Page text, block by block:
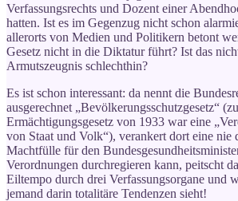
Verfassungsrechts und Dozent einer
hatten. Ist es im Gegenzug nicht schon
allerorts von Medien und Politikern betont
Gesetz nicht in die Diktatur führt? Ist das
Armutszeugnis schlechthin?
Es ist schon interessant: da nennt die
ausgerechnet „Bevölkerungsschutzgesetz“
Ermächtigungsgesetz von 1933 war eine
von Staat und Volk“), verankert dort eine nie
Machtfülle für den
Verordnungen durchregieren kann, peitscht
Eiltempo durch drei Verfassungsorgane und
jemand darin totalitäre Tendenzen sieht!